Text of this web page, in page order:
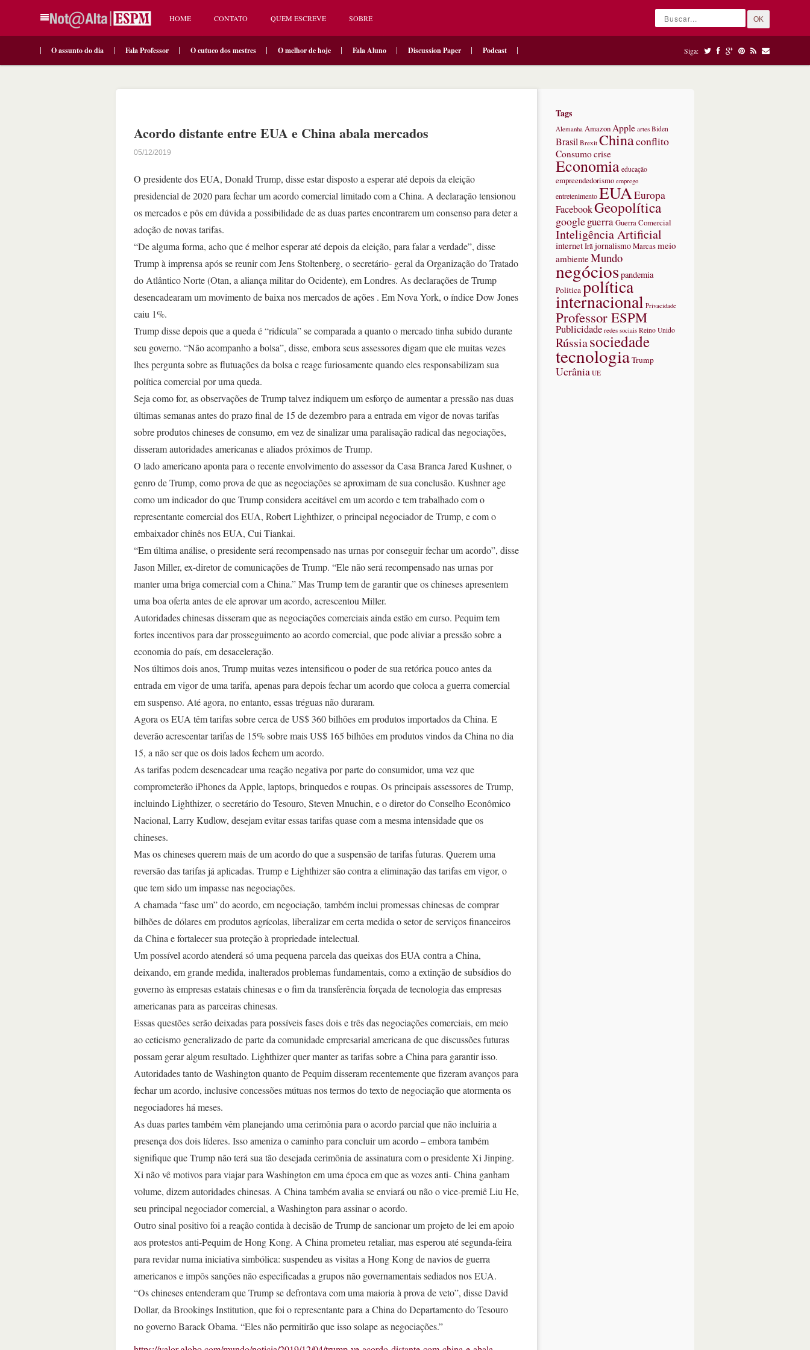
HOME CONTATO QUEM ESCREVE SOBRE OK
O assunto do dia Fala Professor O cutuco dos mestres O melhor de hoje Fala Aluno Discussion Paper Podcast Siga:
Acordo distante entre EUA e China abala mercados
05/12/2019
O presidente dos EUA, Donald Trump, disse estar disposto a esperar até depois da eleição
presidencial de 2020 para fechar um acordo comercial limitado com a China. A declaração tensionou
os mercados e pôs em dúvida a possibilidade de as duas partes encontrarem um consenso para deter a
adoção de novas tarifas.
“De alguma forma, acho que é melhor esperar até depois da eleição, para falar a verdade”, disse
Trump à imprensa após se reunir com Jens Stoltenberg, o secretário- geral da Organização do Tratado
do Atlântico Norte (Otan, a aliança militar do Ocidente), em Londres. As declarações de Trump
desencadearam um movimento de baixa nos mercados de ações . Em Nova York, o índice Dow Jones
caiu 1%.
Trump disse depois que a queda é “ridícula” se comparada a quanto o mercado tinha subido durante
seu governo. “Não acompanho a bolsa”, disse, embora seus assessores digam que ele muitas vezes
lhes pergunta sobre as flutuações da bolsa e reage furiosamente quando eles responsabilizam sua
política comercial por uma queda.
Seja como for, as observações de Trump talvez indiquem um esforço de aumentar a pressão nas duas
últimas semanas antes do prazo final de 15 de dezembro para a entrada em vigor de novas tarifas
sobre produtos chineses de consumo, em vez de sinalizar uma paralisação radical das negociações,
disseram autoridades americanas e aliados próximos de Trump.
O lado americano aponta para o recente envolvimento do assessor da Casa Branca Jared Kushner, o
genro de Trump, como prova de que as negociações se aproximam de sua conclusão. Kushner age
como um indicador do que Trump considera aceitável em um acordo e tem trabalhado com o
representante comercial dos EUA, Robert Lighthizer, o principal negociador de Trump, e com o
embaixador chinês nos EUA, Cui Tiankai.
“Em última análise, o presidente será recompensado nas urnas por conseguir fechar um acordo”, disse
Jason Miller, ex-diretor de comunicações de Trump. “Ele não será recompensado nas urnas por
manter uma briga comercial com a China.” Mas Trump tem de garantir que os chineses apresentem
uma boa oferta antes de ele aprovar um acordo, acrescentou Miller.
Autoridades chinesas disseram que as negociações comerciais ainda estão em curso. Pequim tem
fortes incentivos para dar prosseguimento ao acordo comercial, que pode aliviar a pressão sobre a
economia do país, em desaceleração.
Nos últimos dois anos, Trump muitas vezes intensificou o poder de sua retórica pouco antes da
entrada em vigor de uma tarifa, apenas para depois fechar um acordo que coloca a guerra comercial
em suspenso. Até agora, no entanto, essas tréguas não duraram.
Agora os EUA têm tarifas sobre cerca de US$ 360 bilhões em produtos importados da China. E
deverão acrescentar tarifas de 15% sobre mais US$ 165 bilhões em produtos vindos da China no dia
15, a não ser que os dois lados fechem um acordo.
As tarifas podem desencadear uma reação negativa por parte do consumidor, uma vez que
comprometerão iPhones da Apple, laptops, brinquedos e roupas. Os principais assessores de Trump,
incluindo Lighthizer, o secretário do Tesouro, Steven Mnuchin, e o diretor do Conselho Econômico
Nacional, Larry Kudlow, desejam evitar essas tarifas quase com a mesma intensidade que os
chineses.
Mas os chineses querem mais de um acordo do que a suspensão de tarifas futuras. Querem uma
reversão das tarifas já aplicadas. Trump e Lighthizer são contra a eliminação das tarifas em vigor, o
que tem sido um impasse nas negociações.
A chamada “fase um” do acordo, em negociação, também inclui promessas chinesas de comprar
bilhões de dólares em produtos agrícolas, liberalizar em certa medida o setor de serviços financeiros
da China e fortalecer sua proteção à propriedade intelectual.
Um possível acordo atenderá só uma pequena parcela das queixas dos EUA contra a China,
deixando, em grande medida, inalterados problemas fundamentais, como a extinção de subsídios do
governo às empresas estatais chinesas e o fim da transferência forçada de tecnologia das empresas
americanas para as parceiras chinesas.
Essas questões serão deixadas para possíveis fases dois e três das negociações comerciais, em meio
ao ceticismo generalizado de parte da comunidade empresarial americana de que discussões futuras
possam gerar algum resultado. Lighthizer quer manter as tarifas sobre a China para garantir isso.
Autoridades tanto de Washington quanto de Pequim disseram recentemente que fizeram avanços para
fechar um acordo, inclusive concessões mútuas nos termos do texto de negociação que atormenta os
negociadores há meses.
As duas partes também vêm planejando uma cerimônia para o acordo parcial que não incluiria a
presença dos dois líderes. Isso ameniza o caminho para concluir um acordo – embora também
signifique que Trump não terá sua tão desejada cerimônia de assinatura com o presidente Xi Jinping.
Xi não vê motivos para viajar para Washington em uma época em que as vozes anti- China ganham
volume, dizem autoridades chinesas. A China também avalia se enviará ou não o vice-premiê Liu He,
seu principal negociador comercial, a Washington para assinar o acordo.
Outro sinal positivo foi a reação contida à decisão de Trump de sancionar um projeto de lei em apoio
aos protestos anti-Pequim de Hong Kong. A China prometeu retaliar, mas esperou até segunda-feira
para revidar numa iniciativa simbólica: suspendeu as visitas a Hong Kong de navios de guerra
americanos e impôs sanções não especificadas a grupos não governamentais sediados nos EUA.
“Os chineses entenderam que Trump se defrontava com uma maioria à prova de veto”, disse David
Dollar, da Brookings Institution, que foi o representante para a China do Departamento do Tesouro
no governo Barack Obama. “Eles não permitirão que isso solape as negociações.”
Tags
Alemanha Amazon Apple artes Biden
Brasil Brexit Chinaconflito
Consumocrise
Economia educação
empreendedorismo emprego
entretenimentoEUAEuropa
FacebookGeopolítica
googleguerraGuerra Comercial
Inteligência Artificial
internetIrãjornalismoMarcasmeio
ambienteMundo
negóciospandemia
Politicapolítica
internacional Privacidade
Professor ESPM
Publicidade redes sociais Reino Unido
Rússiasociedade
tecnologiaTrump
Ucrânia UE